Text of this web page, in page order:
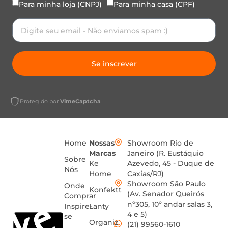
Para minha loja (CNPJ) Para minha casa (CPF)
Se inscrever
Protegido por VimeCaptcha
Home
Sobre
Nós
Onde
Comprar
Inspire-
se
Nossas
Marcas
Ke
Home
Konfektt
Lanty
Organiz
Showroom Rio de
Janeiro (R. Eustáquio
Azevedo, 45 - Duque de
Caxias/RJ)
Showroom São Paulo
(Av. Senador Queirós
nº305, 10º andar salas 3,
4 e 5)
(21) 99560-1610